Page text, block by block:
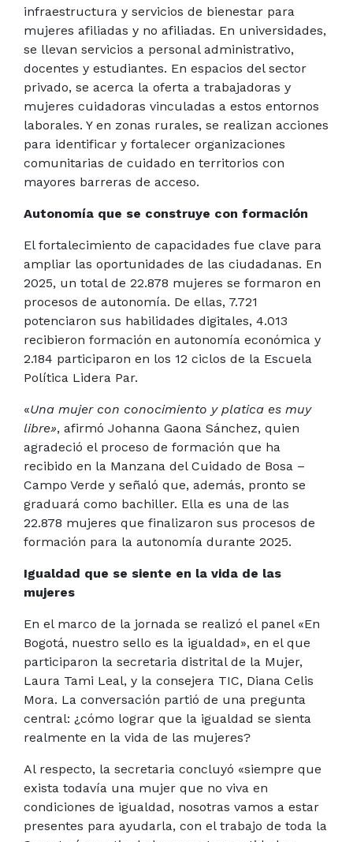
infraestructura y servicios de bienestar para
mujeres afiliadas y no afiliadas. En universidades,
se llevan servicios a personal administrativo,
docentes y estudiantes. En espacios del sector
privado, se acerca la oferta a trabajadoras y
mujeres cuidadoras vinculadas a estos entornos
laborales. Y en zonas rurales, se realizan acciones
para identificar y fortalecer organizaciones
comunitarias de cuidado en territorios con
mayores barreras de acceso.
Autonomía que se construye con formación
El fortalecimiento de capacidades fue clave para
ampliar las oportunidades de las ciudadanas. En
2025, un total de 22.878 mujeres se formaron en
procesos de autonomía. De ellas, 7.721
potenciaron sus habilidades digitales, 4.013
recibieron formación en autonomía económica y
2.184 participaron en los 12 ciclos de la Escuela
Política Lidera Par.
«Una mujer con conocimiento y platica es muy
libre», afirmó Johanna Gaona Sánchez, quien
agradeció el proceso de formación que ha
recibido en la Manzana del Cuidado de Bosa –
Campo Verde y señaló que, además, pronto se
graduará como bachiller. Ella es una de las
22.878 mujeres que finalizaron sus procesos de
formación para la autonomía durante 2025.
Igualdad que se siente en la vida de las
mujeres
En el marco de la jornada se realizó el panel «En
Bogotá, nuestro sello es la igualdad», en el que
participaron la secretaria distrital de la Mujer,
Laura Tami Leal, y la consejera TIC, Diana Celis
Mora. La conversación partió de una pregunta
central: ¿cómo lograr que la igualdad se sienta
realmente en la vida de las mujeres?
Al respecto, la secretaria concluyó «siempre que
exista todavía una mujer que no viva en
condiciones de igualdad, nosotras vamos a estar
presentes para ayudarla, con el trabajo de toda la